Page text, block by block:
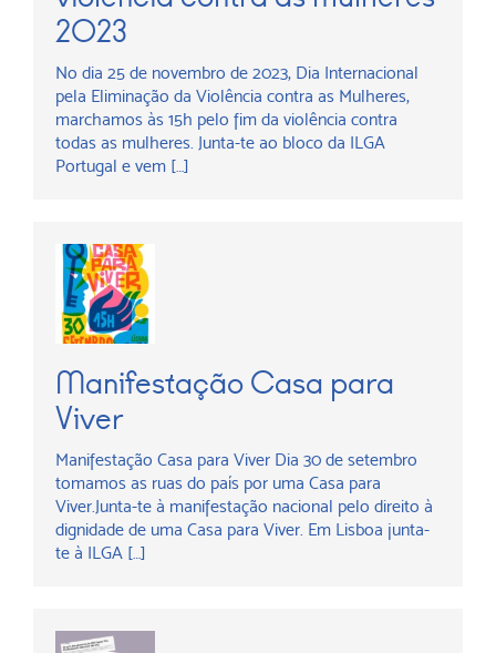
2023
No dia 25 de novembro de 2023, Dia Internacional
pela Eliminação da Violência contra as Mulheres,
marchamos às 15h pelo fim da violência contra
todas as mulheres. Junta-te ao bloco da ILGA
Portugal e vem […]
Manifestação Casa para
Viver
Manifestação Casa para Viver Dia 30 de setembro
tomamos as ruas do país por uma Casa para
Viver.Junta-te à manifestação nacional pelo direito à
dignidade de uma Casa para Viver. Em Lisboa junta-
te à ILGA […]